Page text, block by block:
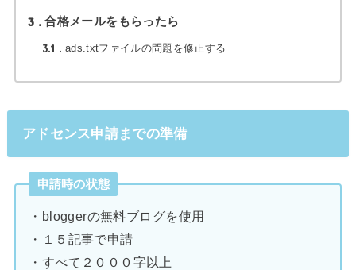
3 合格メールをもらったら
3.1 ads.txtファイルの問題を修正する
アドセンス申請までの準備
申請時の状態
・bloggerの無料ブログを使用
・１５記事で申請
・すべて２０００字以上